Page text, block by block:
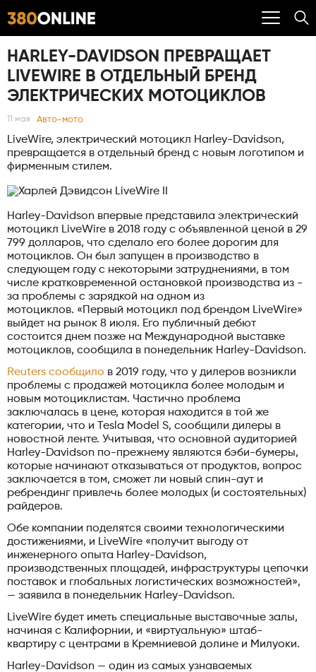
HARLEY-DAVIDSON ПРЕВРАЩАЕТ
LIVEWIRE В ОТДЕЛЬНЫЙ БРЕНД
ЭЛЕКТРИЧЕСКИХ МОТОЦИКЛОВ
11 мая Авто-мото
LiveWire, электрический мотоцикл Harley-Davidson,
превращается в отдельный бренд с новым логотипом и
фирменным стилем.
Harley-Davidson впервые представила электрический
мотоцикл LiveWire в 2018 году с объявленной ценой в 29
799 долларов, что сделало его более дорогим для
мотоциклов. Он был запущен в производство в
следующем году с некоторыми затруднениями, в том
числе кратковременной остановкой производства из -
за проблемы с зарядкой на одном из
мотоциклов. «Первый мотоцикл под брендом LiveWire»
выйдет на рынок 8 июля. Его публичный дебют
состоится днем ​​позже на Международной выставке
мотоциклов, сообщила в понедельник Harley-Davidson.
Reuters сообщило в 2019 году, что у дилеров возникли
проблемы с продажей мотоцикла более молодым и
новым мотоциклистам. Частично проблема
заключалась в цене, которая находится в той же
категории, что и Tesla Model S, сообщили дилеры в
новостной ленте. Учитывая, что основной аудиторией
Harley-Davidson по-прежнему являются бэби-бумеры,
которые начинают отказываться от продуктов, вопрос
заключается в том, сможет ли новый спин-аут и
ребрендинг привлечь более молодых (и состоятельных)
райдеров.
Обе компании поделятся своими технологическими
достижениями, и LiveWire «получит выгоду от
инженерного опыта Harley-Davidson,
производственных площадей, инфраструктуры цепочки
поставок и глобальных логистических возможностей»,
— заявила в понедельник Harley-Davidson.
LiveWire будет иметь специальные выставочные залы,
начиная с Калифорнии, и «виртуальную» штаб-
квартиру с центрами в Кремниевой долине и Милуоки.
Harley-Davidson — один из самых узнаваемых